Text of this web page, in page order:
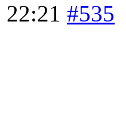
22:21 #535